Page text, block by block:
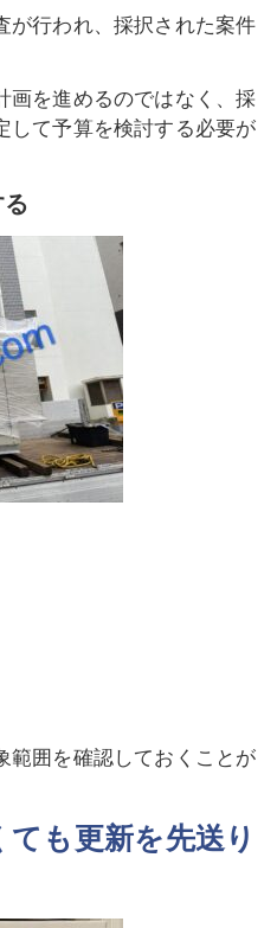
が行われ、採択された案件
画を進めるのではなく、採
して予算を検討する必要が
範囲を確認しておくことが
も更新を先送り